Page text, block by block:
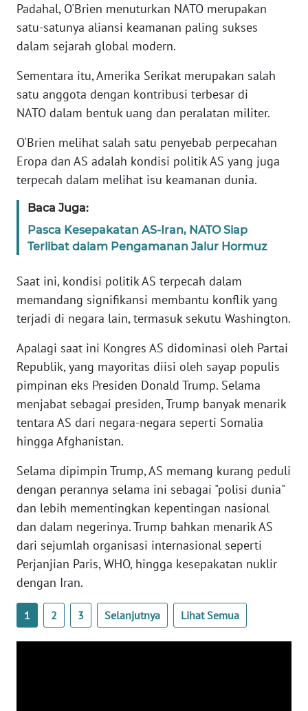
Padahal, O'Brien menuturkan NATO merupakan
satu-satunya aliansi keamanan paling sukses
dalam sejarah global modern.
Sementara itu, Amerika Serikat merupakan salah
satu anggota dengan kontribusi terbesar di
NATO dalam bentuk uang dan peralatan militer.
O'Brien melihat salah satu penyebab perpecahan
Eropa dan AS adalah kondisi politik AS yang juga
terpecah dalam melihat isu keamanan dunia.
Baca Juga:
Pasca Kesepakatan AS-Iran, NATO Siap
Terlibat dalam Pengamanan Jalur Hormuz
Saat ini, kondisi politik AS terpecah dalam
memandang signifikansi membantu konflik yang
terjadi di negara lain, termasuk sekutu Washington.
Apalagi saat ini Kongres AS didominasi oleh Partai
Republik, yang mayoritas diisi oleh sayap populis
pimpinan eks Presiden Donald Trump. Selama
menjabat sebagai presiden, Trump banyak menarik
tentara AS dari negara-negara seperti Somalia
hingga Afghanistan.
Selama dipimpin Trump, AS memang kurang peduli
dengan perannya selama ini sebagai "polisi dunia"
dan lebih mementingkan kepentingan nasional
dan dalam negerinya. Trump bahkan menarik AS
dari sejumlah organisasi internasional seperti
Perjanjian Paris, WHO, hingga kesepakatan nuklir
dengan Iran.
1 2 3 Selanjutnya Lihat Semua
REDAKSI
KARIR
DISCLAIMER
Wahana
Regional
WN
WN
JAKARTA
WN
JABAR
BANTEN
WN
NTT
KEPRI
WN
PAPUA
PAPUA
BARAT
WN
RIAU